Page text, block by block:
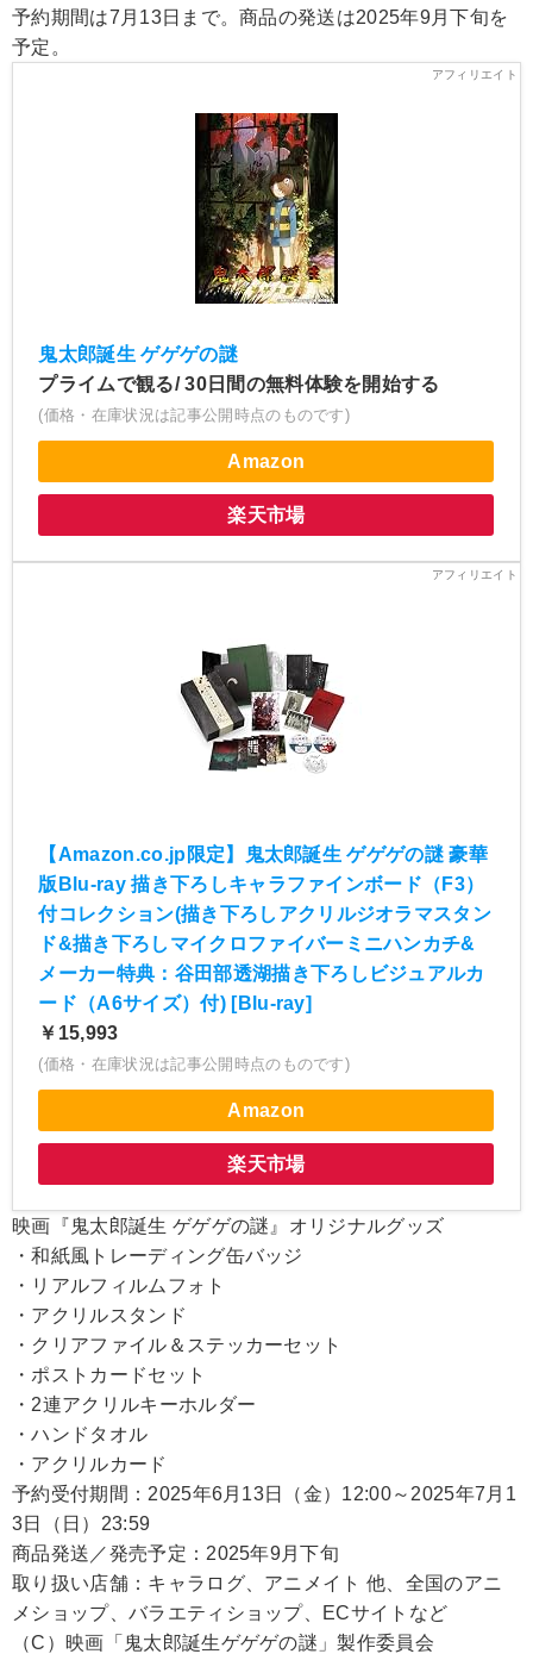
予約期間は7月13日まで。商品の発送は2025年9月下旬を
予定。
鬼太郎誕生 ゲゲゲの謎
プライムで観る/ 30日間の無料体験を開始する
(価格・在庫状況は記事公開時点のものです)
Amazon
楽天市場
【Amazon.co.jp限定】鬼太郎誕生 ゲゲゲの謎 豪華
版Blu-ray 描き下ろしキャラファインボード（F3）
付コレクション(描き下ろしアクリルジオラマスタン
ド&描き下ろしマイクロファイバーミニハンカチ&
メーカー特典：谷田部透湖描き下ろしビジュアルカ
ード（A6サイズ）付) [Blu-ray]
￥15,993
(価格・在庫状況は記事公開時点のものです)
Amazon
楽天市場
映画『鬼太郎誕生 ゲゲゲの謎』オリジナルグッズ
・和紙風トレーディング缶バッジ
・リアルフィルムフォト
・アクリルスタンド
・クリアファイル＆ステッカーセット
・ポストカードセット
・2連アクリルキーホルダー
・ハンドタオル
・アクリルカード
予約受付期間：2025年6月13日（金）12:00～2025年7月1
3日（日）23:59
商品発送／発売予定：2025年9月下旬
取り扱い店舗：キャラログ、アニメイト 他、全国のアニ
メショップ、バラエティショップ、ECサイトなど
（C）映画「鬼太郎誕生ゲゲゲの謎」製作委員会